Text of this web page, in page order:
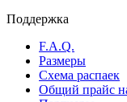
Поддержка
F.A.Q.
Размеры
Схема распаек
Общий прайс